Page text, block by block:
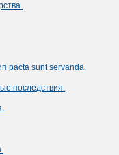
pacta sunt servanda.
последствия.